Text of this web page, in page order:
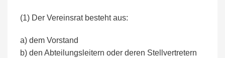
(1) Der Vereinsrat besteht aus:
a) dem Vorstand
b) den Abteilungsleitern oder deren Stellvertretern